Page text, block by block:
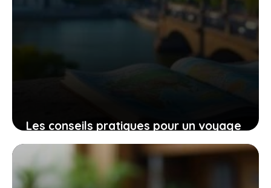
Les conseils pratiques pour un voyage
bien préparé et des expériences qui
vous touchent